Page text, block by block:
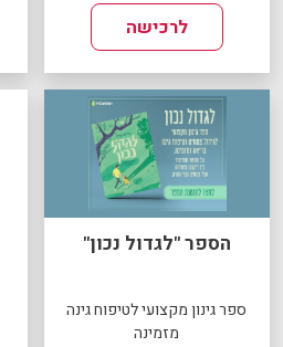
לרכישה
הספר "לגדול נכון"
ספר גינון מקצועי לטיפוח גינה
מזמינה